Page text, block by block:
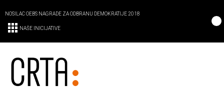
NOSILAC OEBS NAGRADE ZA ODBRANU DEMOKRATIJE 2018
NAŠE INICIJATIVE